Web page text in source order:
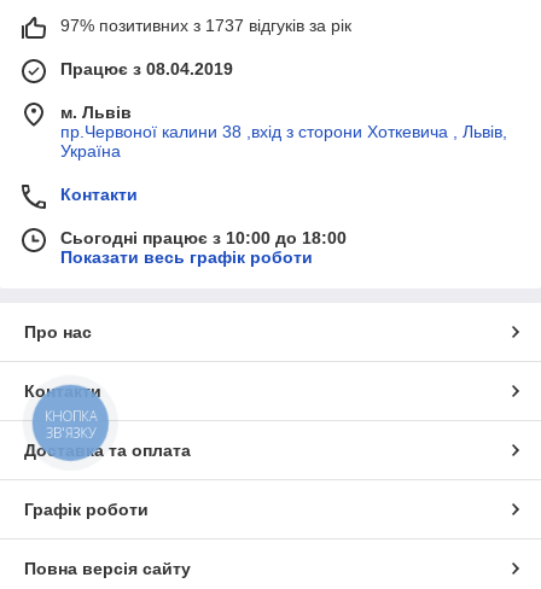
97% позитивних з 1737 відгуків за рік
Працює з 08.04.2019
м. Львів
пр.Червоної калини 38 ,вхід з сторони Хоткевича , Львів,
Україна
Контакти
Сьогодні працює з 10:00 до 18:00
Показати весь графік роботи
Про нас
Контакти
Доставка та оплата
Графік роботи
Повна версія сайту
КНОПКА
ЗВ'ЯЗКУ